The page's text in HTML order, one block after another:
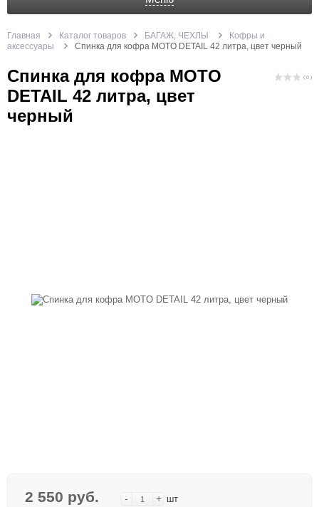
Главная Каталог товаров БАГАЖ, ЧЕХЛЫ
Кофры и
аксессуары
Спинка для кофра MOTO DETAIL 42 литра, цвет черный
Спинка для кофра MOTO
DETAIL 42 литра, цвет
черный
( 0 )
2 550 руб. - + шт